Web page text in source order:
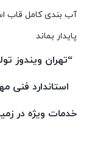
آب بندی کامل قاب
پایدار بماند
“تهران ویندوز
استاندارد فنی
خدمات ویژه در